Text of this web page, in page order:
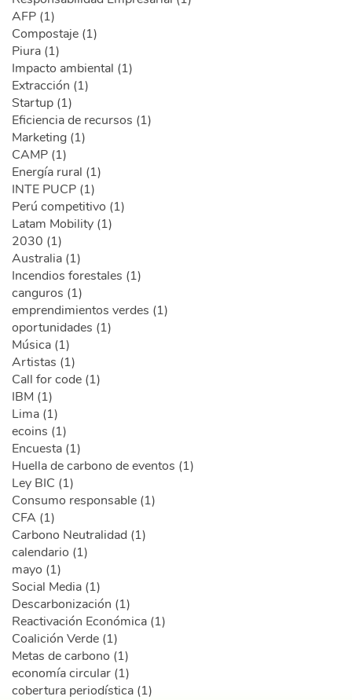
AFP (1)
Compostaje (1)
Piura (1)
Impacto ambiental (1)
Extracción (1)
Startup (1)
Eficiencia de recursos (1)
Marketing (1)
CAMP (1)
Energía rural (1)
INTE PUCP (1)
Perú competitivo (1)
Latam Mobility (1)
2030 (1)
Australia (1)
Incendios forestales (1)
canguros (1)
emprendimientos verdes (1)
oportunidades (1)
Música (1)
Artistas (1)
Call for code (1)
IBM (1)
Lima (1)
ecoins (1)
Encuesta (1)
Huella de carbono de eventos (1)
Ley BIC (1)
Consumo responsable (1)
CFA (1)
Carbono Neutralidad (1)
calendario (1)
mayo (1)
Social Media (1)
Descarbonización (1)
Reactivación Económica (1)
Coalición Verde (1)
Metas de carbono (1)
economía circular (1)
cobertura periodística (1)